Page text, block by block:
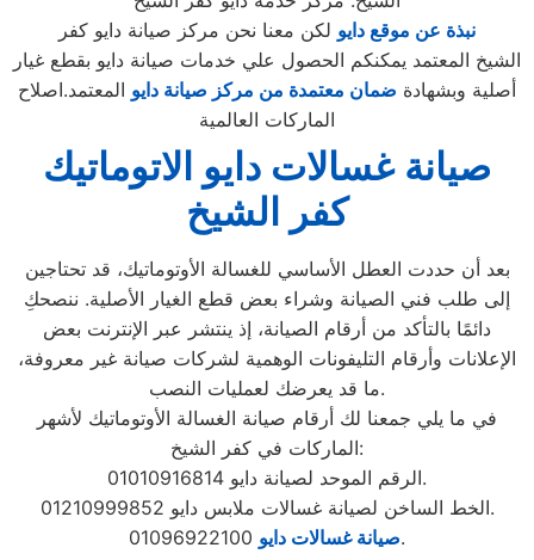
نبذة عن موقع دايو لكن معنا نحن مركز صيانة دايو كفر
الشيخ المعتمد يمكنكم الحصول علي خدمات صيانة دايو بقطع غيار
أصلية وبشهادة ضمان معتمدة من مركز صيانة دايو المعتمد.اصلاح
الماركات العالمية
صيانة غسالات دايو الاتوماتيك
كفر الشيخ
بعد أن حددت العطل الأساسي للغسالة الأوتوماتيك، قد تحتاجين
إلى طلب فني الصيانة وشراء بعض قطع الغيار الأصلية. ننصحكِ
دائمًا بالتأكد من أرقام الصيانة، إذ ينتشر عبر الإنترنت بعض
الإعلانات وأرقام التليفونات الوهمية لشركات صيانة غير معروفة،
ما قد يعرضك لعمليات النصب.
في ما يلي جمعنا لك أرقام صيانة الغسالة الأوتوماتيك لأشهر
الماركات في كفر الشيخ:
الرقم الموحد لصيانة دايو 01010916814.
الخط الساخن لصيانة غسالات ملابس دايو 01210999852.
صيانة غسالات دايو01096922100.